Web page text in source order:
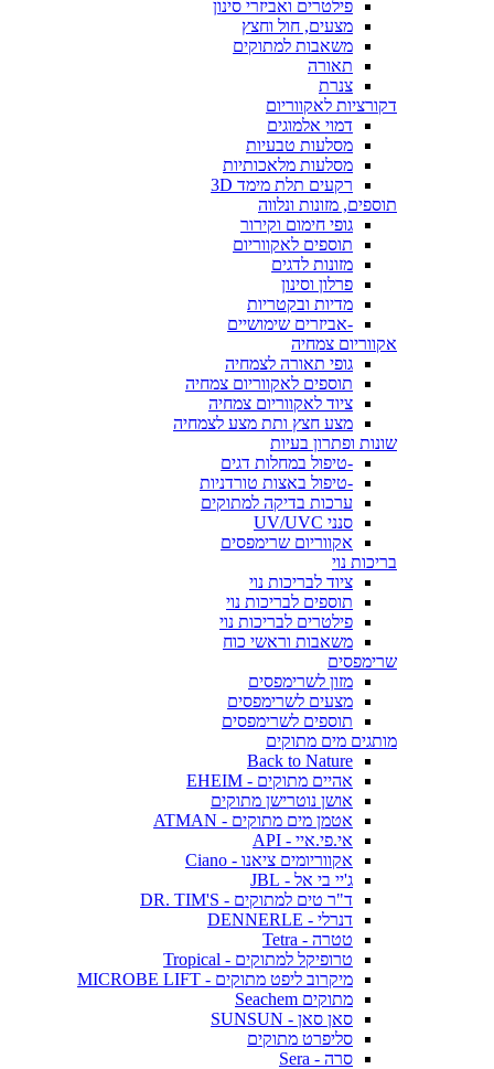
פילטרים ואביזרי סינון
מצעים, חול וחצץ
משאבות למתוקים
תאורה
צנרת
דקורציות לאקווריום
דמוי אלמוגים
מסלעות טבעיות
מסלעות מלאכותיות
רקעים תלת מימד 3D
תוספים, מזונות ונלווה
גופי חימום וקירור
תוספים לאקווריום
מזונות לדגים
פרלון וסינון
מדיות ובקטריות
-אביזרים שימושיים
אקווריום צמחיה
גופי תאורה לצמחיה
תוספים לאקווריום צמחיה
ציוד לאקווריום צמחיה
מצע חצץ ותת מצע לצמחיה
שונות ופתרון בעיות
-טיפול במחלות דגים
-טיפול באצות טורדניות
ערכות בדיקה למתוקים
סנני UV/UVC
אקווריום שרימפסים
בריכות נוי
ציוד לבריכות נוי
תוספים לבריכות נוי
פילטרים לבריכות נוי
משאבות וראשי כוח
שרימפסים
מזון לשרימפסים
מצעים לשרימפסים
תוספים לשרימפסים
מותגים מים מתוקים
Back to Nature
אהיים מתוקים - EHEIM
אושן נוטרישן מתוקים
אטמן מים מתוקים - ATMAN
אי.פי.איי - API
אקווריומים ציאנו - Ciano
ג'יי בי אל - JBL
ד"ר טים למתוקים - DR. TIM'S
דנרלי - DENNERLE
טטרה - Tetra
טרופיקל למתוקים - Tropical
מיקרוב ליפט מתוקים - MICROBE LIFT
מתוקים Seachem
סאן סאן - SUNSUN
סליפרט מתוקים
סרה - Sera